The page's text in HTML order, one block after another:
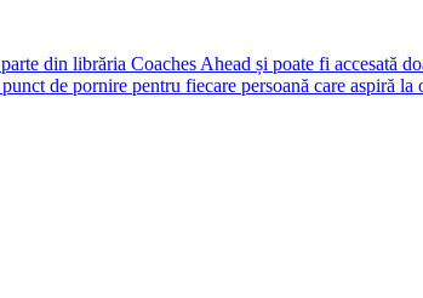
din librăria Coaches Ahead și poate fi accesată
de pornire pentru fiecare persoană care aspiră la